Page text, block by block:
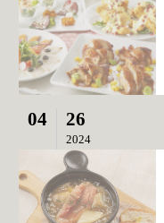
04 26
2024